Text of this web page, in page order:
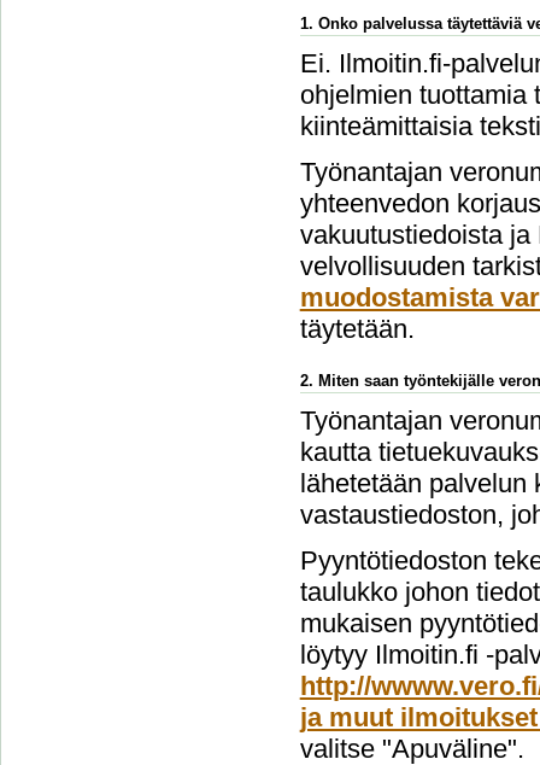
1. Onko palvelussa täytettäviä
Ei. Ilmoitin.fi-
ohjelmien tuottamia
kiinteämittaisia
Työnantajan
yhteenvedon
vakuutustiedoista
velvollisuuden
muodostamista
täytetään.
2. Miten saan työntekijälle
Työnantajan
kautta
lähetetään palvelun
vastaustiedoston,
Pyyntötiedoston
taulukko johon
mukaisen
löytyy Ilmoitin.fi -
http://
ja muut
valitse "Apuväline".